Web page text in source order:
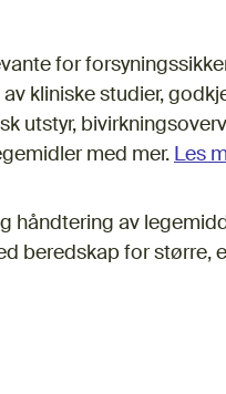
for
kliniske studier,
utstyr,
med mer. Les
håndtering av
beredskap for større,